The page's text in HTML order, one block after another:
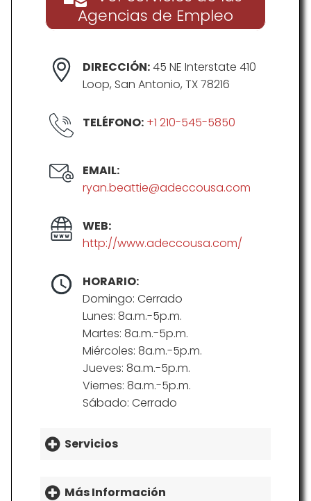
Agencias de Empleo
DIRECCIÓN:45 NE Interstate 410
Loop, San Antonio, TX 78216
TELÉFONO: +1 210-545-5850
EMAIL:
ryan.beattie@adeccousa.com
WEB:
http://www.adeccousa.com/
HORARIO:
Domingo: Cerrado
Lunes: 8a.m.-5p.m.
Martes: 8a.m.-5p.m.
Miércoles: 8a.m.-5p.m.
Jueves: 8a.m.-5p.m.
Viernes: 8a.m.-5p.m.
Sábado: Cerrado
Servicios
Más Información